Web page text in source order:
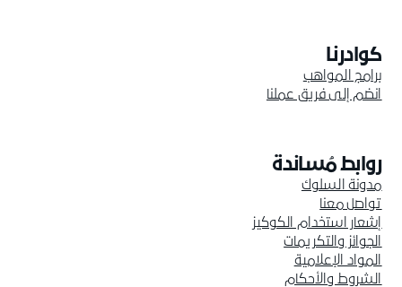
كوادرنا
برامج المواهب
انضم إلى فريق عملنا
روابط مُساندة
مدونة السلوك
تواصل معنا
إشعار استخدام الكوكيز
الجوائز والتكريمات
المواد الإعلامية
الشروط والأحكام